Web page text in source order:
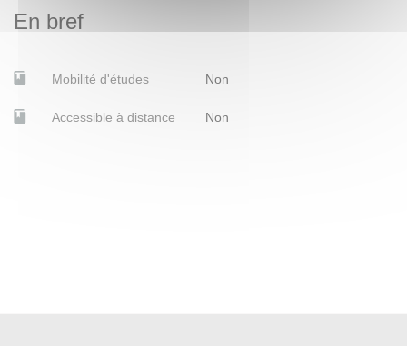
(1927): a Choreographic Re-elaboration.’ Miranda, vol. 15,
En bref
Mobilité d'études Non
Accessible à distance Non